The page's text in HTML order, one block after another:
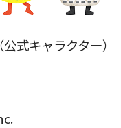
式キャラクター）